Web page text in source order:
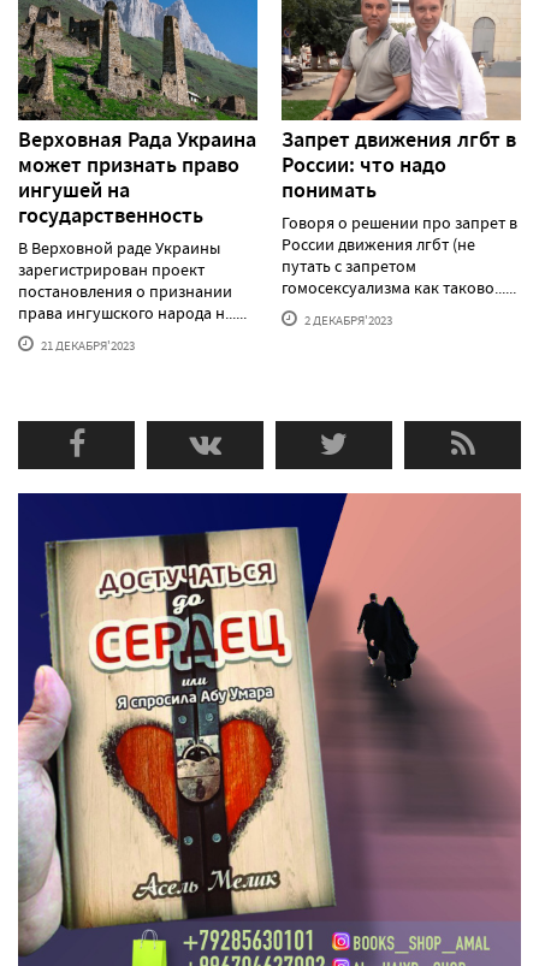
Верховная Рада Украина
может признать право
ингушей на
государственность
В Верховной раде Украины
зарегистрирован проект
постановления о признании
права ингушского народа н......
21 ДЕКАБРЯ'2023
Запрет движения лгбт в
России: что надо
понимать
Говоря о решении про запрет в
России движения лгбт (не
путать с запретом
гомосексуализма как таково......
2 ДЕКАБРЯ'2023